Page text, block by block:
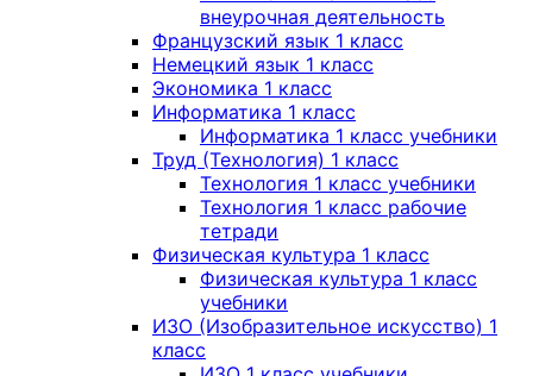
внеурочная деятельность
Французский язык 1 класс
Немецкий язык 1 класс
Экономика 1 класс
Информатика 1 класс
Информатика 1 класс учебники
Труд (Технология) 1 класс
Технология 1 класс учебники
Технология 1 класс рабочие
тетради
Физическая культура 1 класс
Физическая культура 1 класс
учебники
ИЗО (Изобразительное искусство) 1
класс